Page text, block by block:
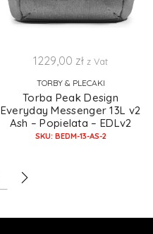
1229,00 zł z Vat
TORBY & PLECAKI
Torba Peak Design
Everyday Messenger 13L v2
Ash – Popielata – EDLv2
SKU: BEDM-13-AS-2